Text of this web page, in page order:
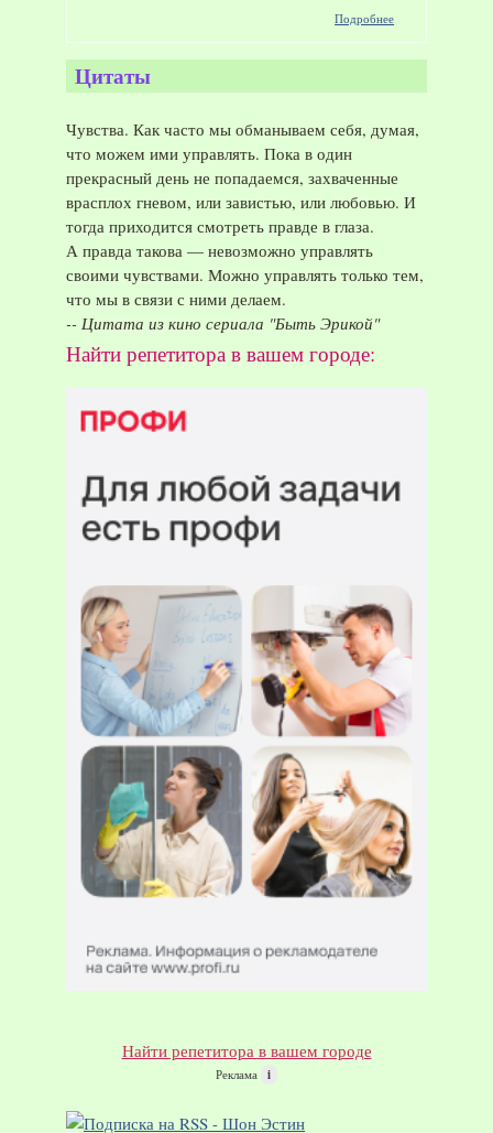
Подробнее
2006
Цитаты
Чувства. Как часто мы обманываем себя, думая,
что можем ими управлять. Пока в один
прекрасный день не попадаемся, захваченные
врасплох гневом, или завистью, или любовью. И
тогда приходится смотреть правде в глаза.
А правда такова — невозможно управлять
своими чувствами. Можно управлять только тем,
что мы в связи с ними делаем.
-- Цитата из кино сериала "Быть Эрикой"
Найти репетитора в вашем городе:
Найти репетитора в вашем городе
Реклама i